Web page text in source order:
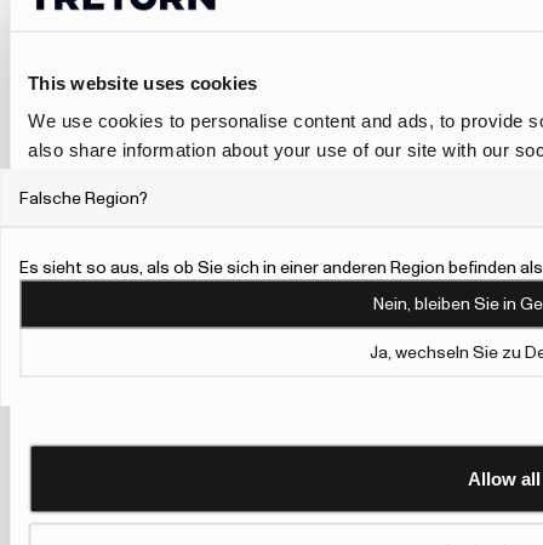
This website uses cookies
We use cookies to personalise content and ads, to provide
also share information about your use of our site with our
their services.
To give users more control over their data and ad
Learn more about Google’s Personalisation and
Allow all
Jacke. Wenn
benötigen, ist
Regenanzug
oder die
aus
praktischer. Bei
oder ein
bessere Wahl.
mit
Falsche Region?
Es sieht so aus, als ob Sie sich in einer anderen Region befinden
Nein, bleiben Sie in
Ja, wechseln Sie zu